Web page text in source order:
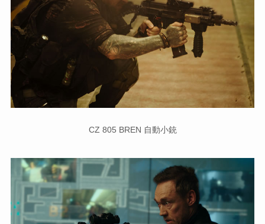
CZ 805 BREN 自動小銃